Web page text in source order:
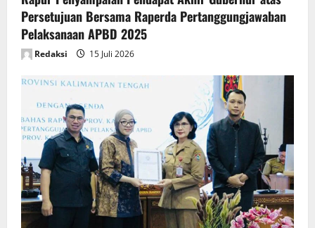
Persetujuan Bersama Raperda Pertanggungjawaban
Pelaksanaan APBD 2025
Redaksi 15 Juli 2026